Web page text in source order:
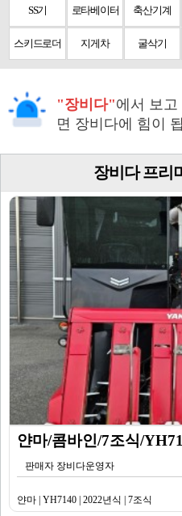
SS기 로타베이터 축산기계
스키드로더 지게차 굴삭기
"장비다"에서 보고
면 장비다에 힘이
장비다 프리
얀마/콤바인/7조식/
판매자 장비다운영자
얀마 | YH7140 | 2022년식 | 7조식